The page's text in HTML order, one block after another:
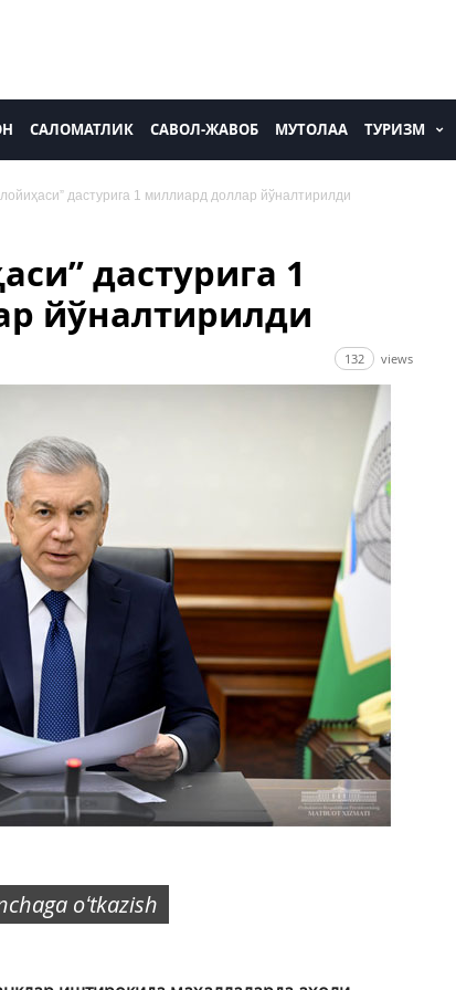
САЛОМАТЛИК САВОЛ-ЖАВОБ МУТОЛАА ТУРИЗМ
дастурига 1 миллиард доллар йўналтирилди
дастурига 1
йўналтирилди
132 views
oʻtkazish